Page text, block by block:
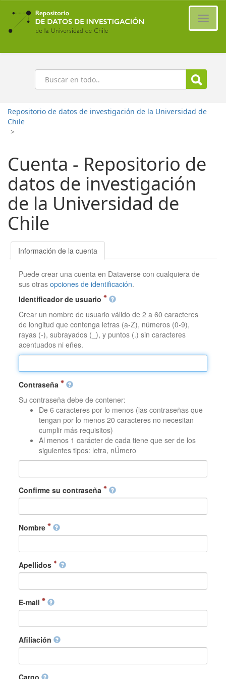
Ir
contenido
principal
Buscar
Repositorio de datos de investigación de la Universidad de
Chile
>
Cuenta - Repositorio de
datos de investigación
de la Universidad de
Chile
Información de la cuenta
Puede crear una cuenta en Dataverse con cualquiera de
sus otrasopciones de identificación.
Identificador de usuario
Crear un nombre de usuario válido de 2 a 60 caracteres
de longitud que contenga letras (a-Z), números (0-9),
rayas (-), subrayados (_), y puntos (.) sin caracteres
acentuados ni eñes.
Contraseña
Su contraseña debe de contener:
De 6 caracteres por lo menos (las contraseñas que
tengan por lo menos 20 caracteres no necesitan
cumplir más requisitos)
Al menos 1 carácter de cada tiene que ser de los
siguientes tipos: letra, nÚmero
Confirme su contraseña
Nombre
Apellidos
E-mail
Afiliación
Cargo